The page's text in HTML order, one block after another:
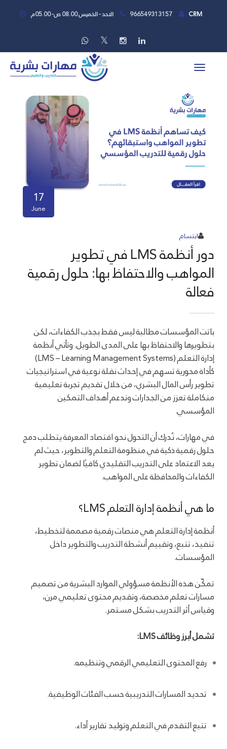
الاحد - الخميس 08.00 ص- 05.00م 966549313157 CRM
17
June
ابتسام
دور أنظمة LMS في تطوير
المواهب والاحتفاظ بها: حلول رقمية
فعالة
باتت المؤسسات مطالبة ليس فقط بجذب الكفاءات، لكن
بتطويرها والاحتفاظ بها على المدى الطويل. وتأتي أنظمة
إدارة التعلم (LMS – Learning Management Systems)
كأداة محورية تسهم في إحداث نقلة نوعية في استراتيجيات
تطوير رأس المال البشري، من خلال تقديم تجربة تعليمية
متكاملة تعزز من الجدارات وتدعم أهداف التمكين
المؤسسي.
في مهارات، نُدرك أن التحول نحو اقتصاد المعرفة يتطلب دمج
حلول رقمية ذكية في منظومة التعلم والتطوير، حيث لم
يعد الاعتماد على التدريب التقليدي كافيًا لضمان تطوير
الكفاءات والمحافظة على المواهب.
ما هي أنظمة إدارة التعلم LMS؟
أنظمة إدارة التعلم هي منصات رقمية مصممة لتخطيط،
تنفيذ، تتبع، وتقييم أنشطة التدريب والتطوير داخل
المؤسسات.
تمكّن هذه الأنظمة مسؤولي الموارد البشرية من تصميم
مسارات تعلم مخصصة، وتقديم محتوى تعليمي مرن،
وقياس أثر التدريب بشكل مستمر.
تشمل أبرز وظائف LMS:
رفع المحتوى التعليمي الرقمي وتنظيمه.
تحديد المسارات التدريبية حسب الفئات الوظيفية.
تتبع التقدم في التعلم وتوليد تقارير أداء.